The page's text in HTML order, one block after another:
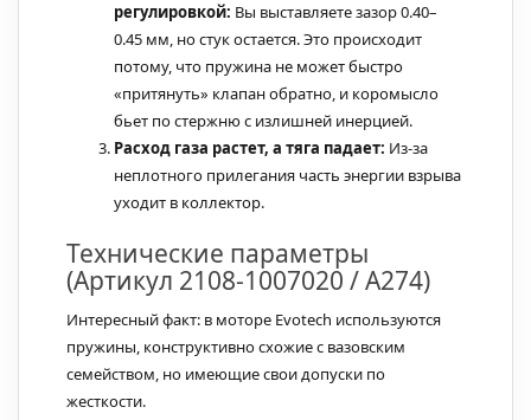
регулировкой: Вы выставляете зазор 0.40–
0.45 мм, но стук остается. Это происходит
потому, что пружина не может быстро
«притянуть» клапан обратно, и коромысло
бьет по стержню с излишней инерцией.
Расход газа растет, а тяга падает: Из-за
неплотного прилегания часть энергии взрыва
уходит в коллектор.
Технические параметры
(Артикул 2108-1007020 / А274)
Интересный факт: в моторе Evotech используются
пружины, конструктивно схожие с вазовским
семейством, но имеющие свои допуски по
жесткости.